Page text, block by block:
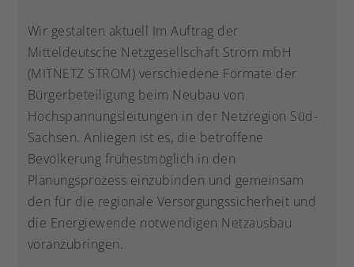
Wir gestalten aktuell Im Auftrag der
Mitteldeutsche Netzgesellschaft Strom mbH
(MITNETZ STROM) verschiedene Formate der
Bürgerbeteiligung beim Neubau von
Hochspannungsleitungen in der Netzregion Süd-
Sachsen. Anliegen ist es, die betroffene
Bevölkerung frühestmöglich in den
Planungsprozess einzubinden und gemeinsam
den für die regionale Versorgungssicherheit und
die Energiewende notwendigen Netzausbau
voranzubringen.